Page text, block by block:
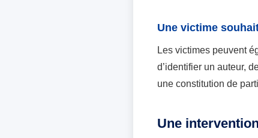
Une victime
Les victimes peuvent
d’identifier un auteur,
une constitution de
Une